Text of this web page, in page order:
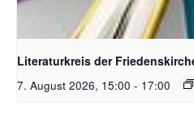
Bildquelle Pixabay
Literaturkreis der
7. August 2026, 15:00 - 17:00